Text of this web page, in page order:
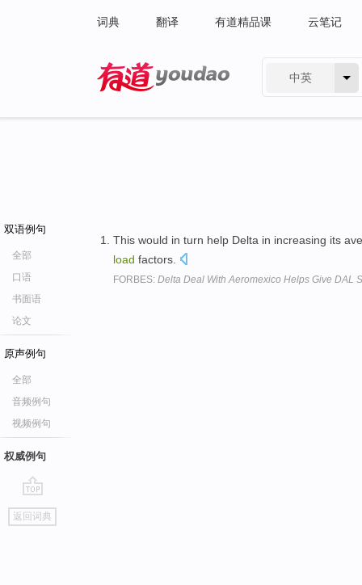
词典 翻译 有道精品课 云笔记
中英
双语例句
全部
口语
书面语
论文
原声例句
全部
音频例句
视频例句
权威例句
go
top
返回词典
This would in turn help Delta in increasing its
load factors.
FORBES: Delta Deal With Aeromexico Helps Give DAL